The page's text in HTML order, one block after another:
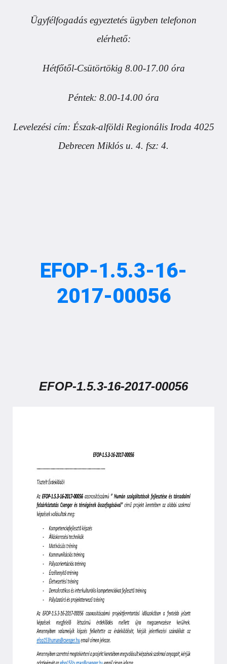
Ügyfélfogadás egyeztetés ügyben telefonon
elérhető:
Hétfőtől-Csütörtökig 8.00-17.00 óra
Péntek: 8.00-14.00 óra
Levelezési cím: Észak-alföldi Regionális Iroda 4025
Debrecen Miklós u. 4. fsz: 4.
EFOP-1.5.3-16-
2017-00056
EFOP-1.5.3-16-2017-00056